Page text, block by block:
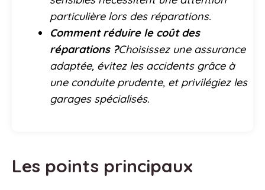
particulière lors des réparations.
Comment réduire le coût des
réparations ?Choisissez une assurance
adaptée, évitez les accidents grâce à
une conduite prudente, et privilégiez les
garages spécialisés.
Les points principaux